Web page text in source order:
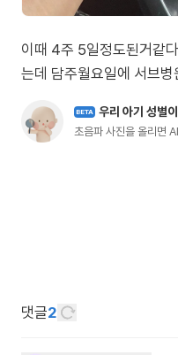
이때 4주 5일정도된거같
는데 담주월요일에 서브
BETA 우리 아기 성별
초음파 사진을 올리면
댓글2